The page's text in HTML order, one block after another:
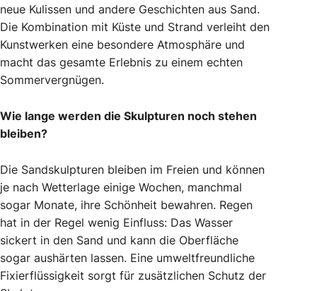
neue Kulissen und andere Geschichten aus Sand.
Die Kombination mit Küste und Strand verleiht den
Kunstwerken eine besondere Atmosphäre und
macht das gesamte Erlebnis zu einem echten
Sommervergnügen.
Wie lange werden die Skulpturen noch stehen
bleiben?
Die Sandskulpturen bleiben im Freien und können
je nach Wetterlage einige Wochen, manchmal
sogar Monate, ihre Schönheit bewahren. Regen
hat in der Regel wenig Einfluss: Das Wasser
sickert in den Sand und kann die Oberfläche
sogar aushärten lassen. Eine umweltfreundliche
Fixierflüssigkeit sorgt für zusätzlichen Schutz der